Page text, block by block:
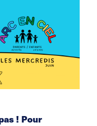
! Pour